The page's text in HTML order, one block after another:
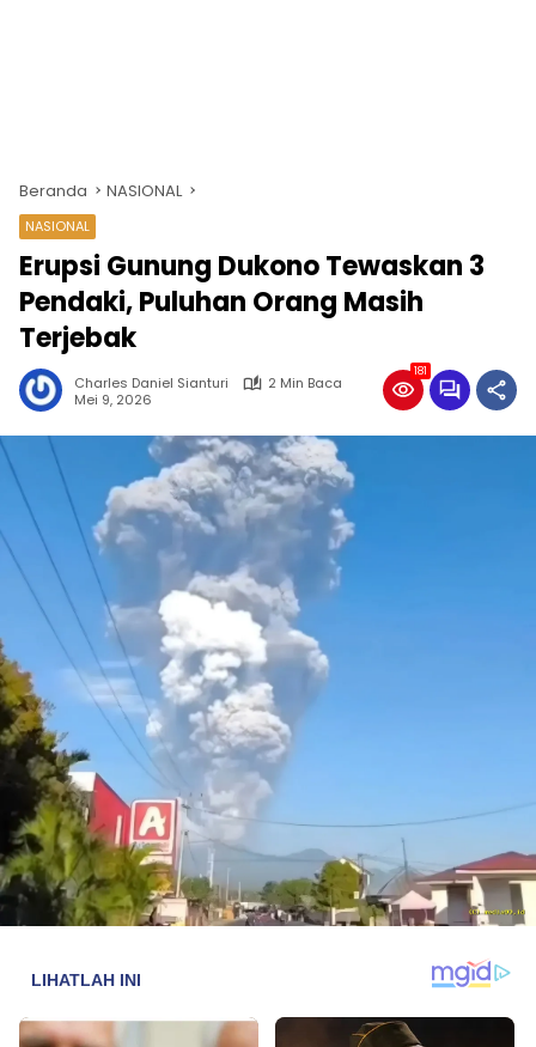
Beranda NASIONAL
NASIONAL
Erupsi Gunung Dukono Tewaskan 3
Pendaki, Puluhan Orang Masih
Terjebak
Charles Daniel Sianturi
2 Min Baca
Mei 9, 2026
181